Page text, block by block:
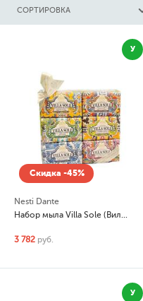
СОРТИРОВКА
У
Скидка -45%
Nesti Dante
Набор мыла Villa Sole (Вилла Солнце) 6шт по
3 782 руб.
У